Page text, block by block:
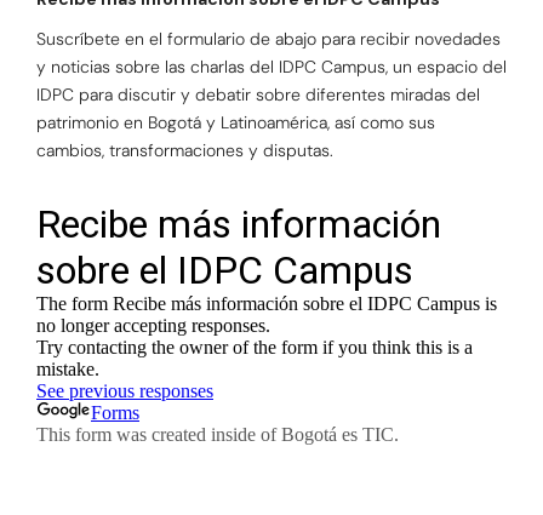
Suscríbete en el formulario de abajo para recibir novedades
y noticias sobre las charlas del IDPC Campus, un espacio del
IDPC para discutir y debatir sobre diferentes miradas del
patrimonio en Bogotá y Latinoamérica, así como sus
cambios, transformaciones y disputas.